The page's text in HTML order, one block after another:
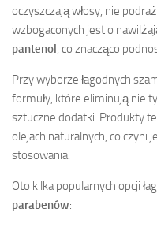
oczyszczają włosy, nie
wzbogaconych jest o
pantenol, co znacząco
Przy wyborze łagodnych
formuły, które eliminują nie
sztuczne dodatki. Produkty
olejach naturalnych, co czyni
stosowania.
Oto kilka popularnych opcji
parabenów: